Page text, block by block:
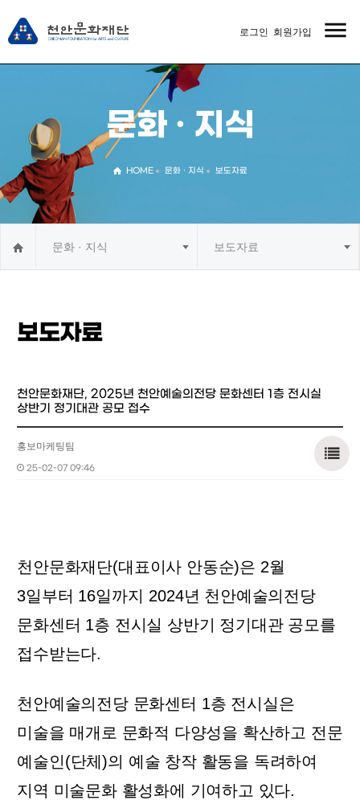
menu
로그인 회원가입
문화 · 지식
HOME 문화 · 지식 보도자료
문화 · 지식 보도자료
보도자료
천안문화재단, 2025년 천안예술의전당 문화센터 1층 전시실
상반기 정기대관 공모 접수
홍보마케팅팀
25-02-07 09:46
천안문화재단(대표이사 안동순)은 2월
3일부터 16일까지 2024년 천안예술의전당
문화센터 1층 전시실 상반기 정기대관 공모를
접수받는다.
천안예술의전당 문화센터 1층 전시실은
미술을 매개로 문화적 다양성을 확산하고 전문
예술인(단체)의 예술 창작 활동을 독려하여
지역 미술문화 활성화에 기여하고 있다.